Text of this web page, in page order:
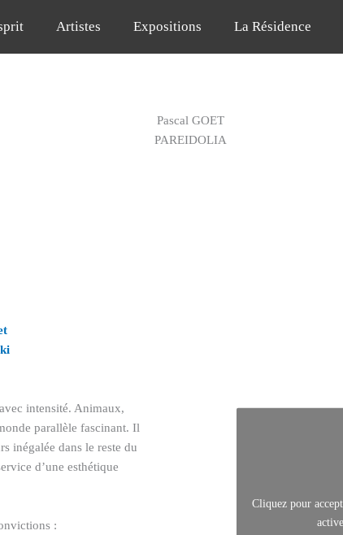
Artistes Expositions La Résidence
Pascal GOET
PAREIDOLIA
intensité. Animaux,
parallèle fascinant. Il
inégalée dans le reste du
d’une esthétique
:
Cliquez pour